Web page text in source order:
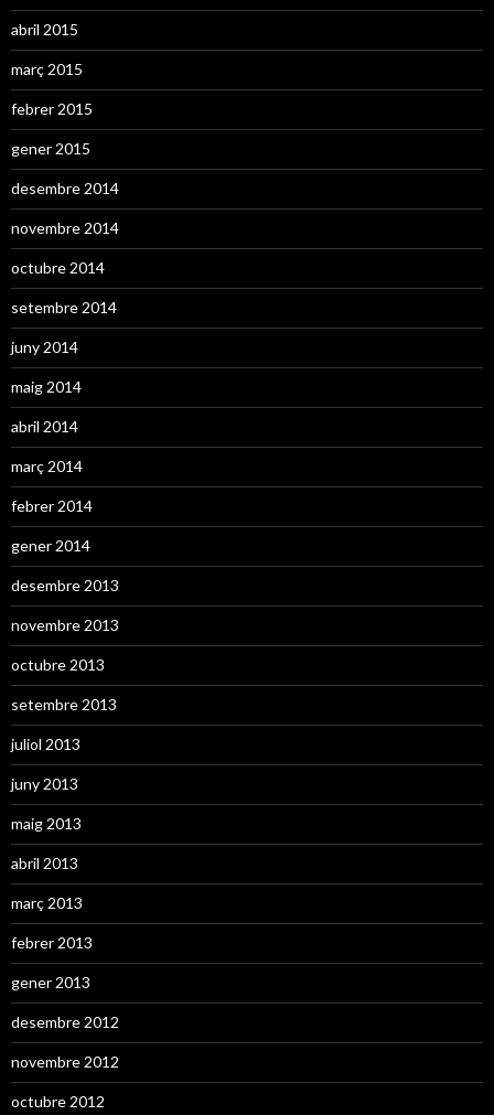
abril 2015
març 2015
febrer 2015
gener 2015
desembre 2014
novembre 2014
octubre 2014
setembre 2014
juny 2014
maig 2014
abril 2014
març 2014
febrer 2014
gener 2014
desembre 2013
novembre 2013
octubre 2013
setembre 2013
juliol 2013
juny 2013
maig 2013
abril 2013
març 2013
febrer 2013
gener 2013
desembre 2012
novembre 2012
octubre 2012